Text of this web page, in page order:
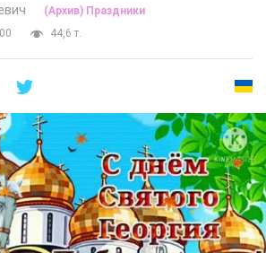
(Архив) Праздники
44,6 т.